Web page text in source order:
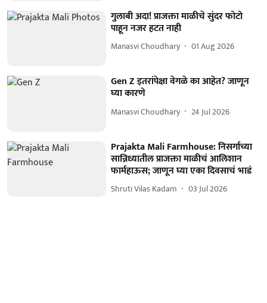
गुलाबी अदा! प्राजक्ता माळीचे सुंदर फोटो
पाहून नजर हटत नाही
Manasvi Choudhary 01 Aug 2026
Gen Z इतरांपेक्षा वेगळे का आहेत? जाणून
घ्या कारणे
Manasvi Choudhary 24 Jul 2026
Prajakta Mali Farmhouse: निसर्गाच्या
सान्निध्यातील प्राजक्ता माळीचं आलिशान
फार्महाऊस; जाणून घ्या एका दिवसाचं भाडं
Shruti Vilas Kadam 03 Jul 2026